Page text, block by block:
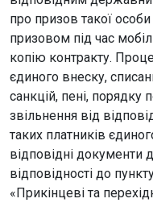
про призов такої
призовом під час
копію контракту.
єдиного внеску,
санкцій, пені, порядку
звільнення від
таких платників
відповідні документи
відповідності до
«Прикінцеві та